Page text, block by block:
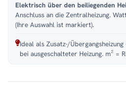
Elektrisch über den beiliegenden
Anschluss an die Zentralheizung.
(Ihre Auswahl ist markiert).
Ideal als Zusatz-/
bei ausgeschalteter Heizung. m² =